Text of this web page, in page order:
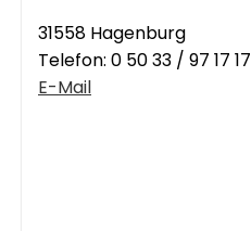
31558 Hagenburg
Telefon: 0 50 33 / 97 17 17
E-Mail